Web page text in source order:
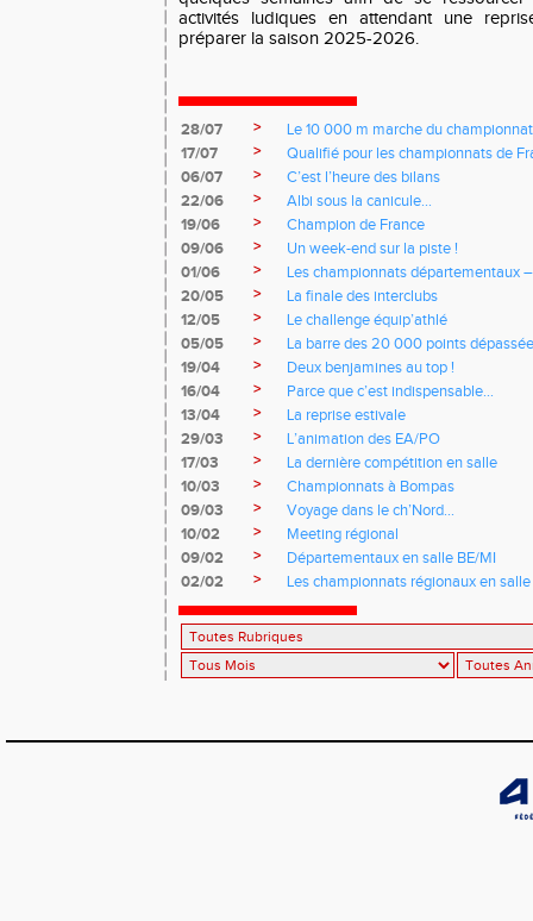
activités ludiques en attendant une
préparer la saison 2025-2026.
28/07 >
Le 10 000 m marche du
17/07
>
Qualifié pour les championnats de
06/07
>
C’est l’heure des bilans
22/06
>
Albi sous la canicule…
19/06
>
Champion de France
09/06
>
Un week-end sur la piste !
01/06
>
Les championnats départementaux
20/05
>
La finale des interclubs
12/05
>
Le challenge équip’athlé
05/05
>
La barre des 20 000 points
19/04
>
Deux benjamines au top !
16/04
>
Parce que c’est indispensable…
13/04
>
La reprise estivale
29/03
>
L’animation des EA/PO
17/03
>
La dernière compétition en salle
10/03
>
Championnats à Bompas
09/03
>
Voyage dans le ch’Nord…
10/02
>
Meeting régional
09/02
>
Départementaux en salle BE/MI
02/02
> Les championnats régionaux en salle